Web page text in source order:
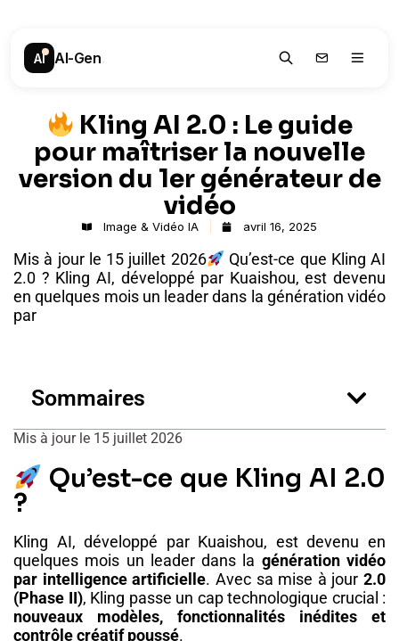
AI AI-Gen.
Kling AI 2.0 : Le guide
pour maîtriser la nouvelle
version du 1er générateur de
vidéo
Image & Vidéo IA avril 16, 2025
Mis à jour le 15 juillet 2026
Qu’est-ce que Kling AI
2.0 ? Kling AI, développé par Kuaishou, est devenu
en quelques mois un leader dans la génération vidéo
par
Sommaires
Mis à jour le 15 juillet 2026
Qu’est-ce que Kling AI 2.0
?
Kling AI, développé par Kuaishou, est devenu en
quelques mois un leader dans la génération vidéo
par intelligence artificielle. Avec sa mise à jour 2.0
(Phase II), Kling passe un cap technologique crucial :
nouveaux modèles, fonctionnalités inédites et
contrôle créatif poussé.